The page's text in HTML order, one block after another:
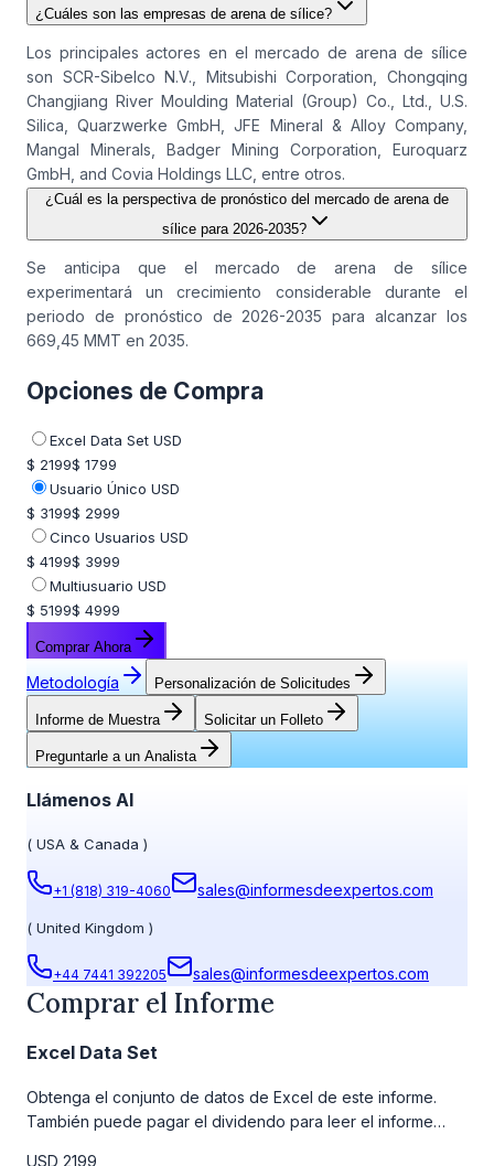
¿Cuáles son las empresas de arena de sílice?
Los principales actores en el mercado de arena de sílice
son SCR-Sibelco N.V., Mitsubishi Corporation, Chongqing
Changjiang River Moulding Material (Group) Co., Ltd., U.S.
Silica, Quarzwerke GmbH, JFE Mineral & Alloy Company,
Mangal Minerals, Badger Mining Corporation, Euroquarz
GmbH, and Covia Holdings LLC, entre otros.
¿Cuál es la perspectiva de pronóstico del mercado de arena de
sílice para 2026-2035?
Se anticipa que el mercado de arena de sílice
experimentará un crecimiento considerable durante el
periodo de pronóstico de 2026-2035 para alcanzar los
669,45 MMT en 2035.
Opciones de Compra
Excel Data Set USD
$ 2199$ 1799
Usuario Único USD
$ 3199$ 2999
Cinco Usuarios USD
$ 4199$ 3999
Multiusuario USD
$ 5199$ 4999
Comprar Ahora
Metodología Personalización de Solicitudes
Informe de Muestra Solicitar un Folleto
Preguntarle a un Analista
Llámenos Al
( USA & Canada )
+1 (818) 319-4060 sales@informesdeexpertos.com
( United Kingdom )
+44 7441 392205 sales@informesdeexpertos.com
Comprar el Informe
Excel Data Set
Obtenga el conjunto de datos de Excel de este informe.
También puede pagar el dividendo para leer el informe
USD 2199